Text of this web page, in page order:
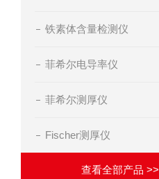
铁素体含量检测仪
菲希尔电导率仪
菲希尔测厚仪
Fischer测厚仪
查看全部产品 >>